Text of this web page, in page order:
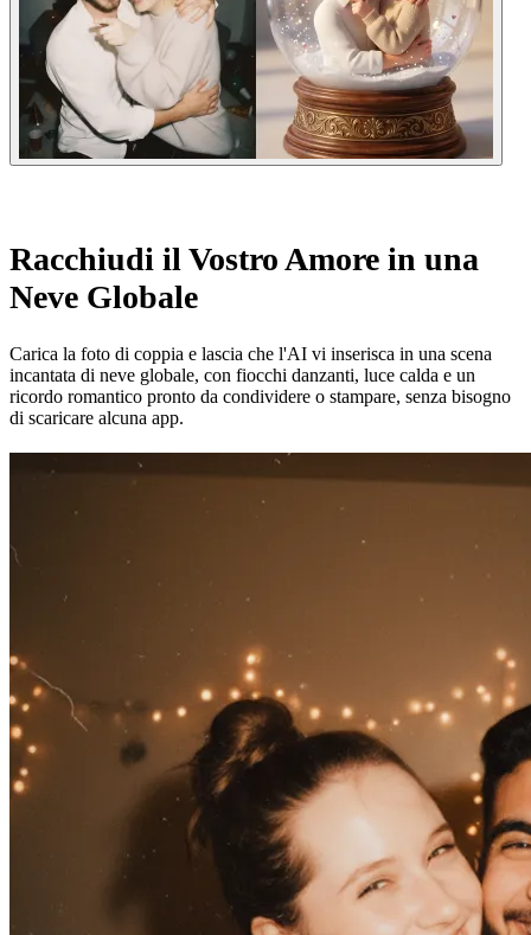
Racchiudi il Vostro Amore in una
Neve Globale
Carica la foto di coppia e lascia che l'AI vi inserisca in una scena
incantata di neve globale, con fiocchi danzanti, luce calda e un
ricordo romantico pronto da condividere o stampare, senza bisogno
di scaricare alcuna app.